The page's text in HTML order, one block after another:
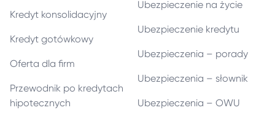
Kredyt konsolidacyjny
Kredyt gotówkowy
Oferta dla firm
Przewodnik po kredytach
hipotecznych
Ubezpieczenie na życie
Ubezpieczenie kredytu
Ubezpieczenia – porady
Ubezpieczenia – słownik
Ubezpieczenia – OWU